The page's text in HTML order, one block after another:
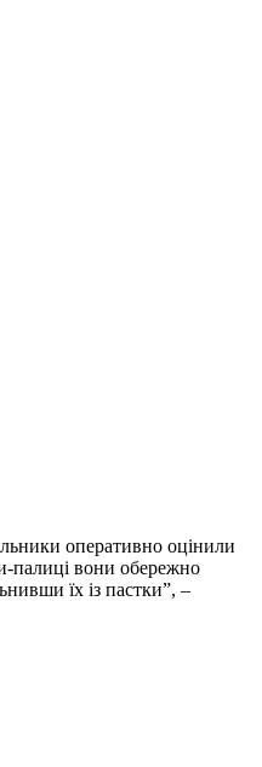
оперативно оцінили
палиці вони обережно
їх із пастки”, –